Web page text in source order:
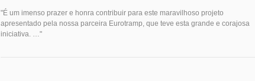
"É um imenso prazer e honra contribuir para este maravilhoso projeto
apresentado pela nossa parceira Eurotramp, que teve esta grande e corajosa
iniciativa. …"